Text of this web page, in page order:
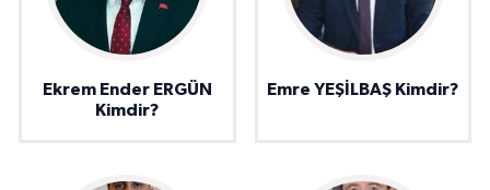
Ekrem Ender ERGÜN
Kimdir?
Emre YEŞİLBAŞ Kimdir?